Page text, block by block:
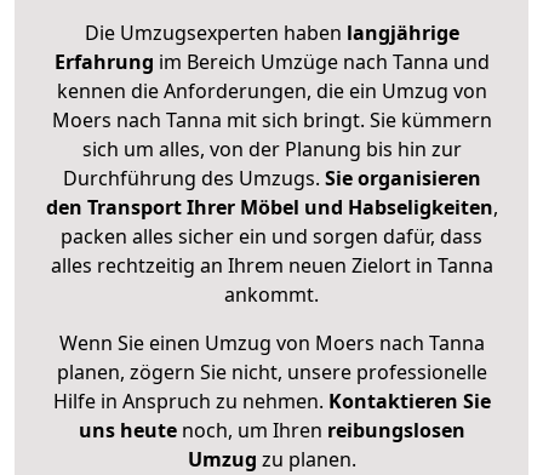
Die Umzugsexperten haben langjährige
Erfahrung im Bereich Umzüge nach Tanna und
kennen die Anforderungen, die ein Umzug von
Moers nach Tanna mit sich bringt. Sie kümmern
sich um alles, von der Planung bis hin zur
Durchführung des Umzugs. Sie organisieren
den Transport Ihrer Möbel und Habseligkeiten,
packen alles sicher ein und sorgen dafür, dass
alles rechtzeitig an Ihrem neuen Zielort in Tanna
ankommt.
Wenn Sie einen Umzug von Moers nach Tanna
planen, zögern Sie nicht, unsere professionelle
Hilfe in Anspruch zu nehmen. Kontaktieren Sie
uns heutenoch, um Ihren reibungslosen
Umzug zu planen.